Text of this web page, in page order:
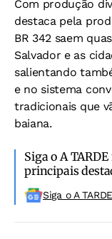
Com produção
destaca pela
BR 342 saem
Salvador e as
salientando
e no sistema
tradicionais que
baiana.
Siga o A
principais
Siga o A